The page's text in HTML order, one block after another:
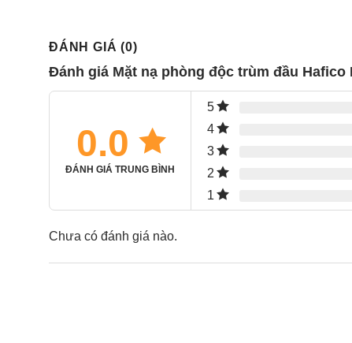
ĐÁNH GIÁ (0)
Đánh giá Mặt nạ phòng độc trùm đầu Hafico
0.0
ĐÁNH GIÁ TRUNG BÌNH
5
4
3
2
1
Chưa có đánh giá nào.